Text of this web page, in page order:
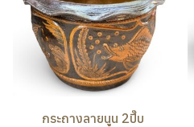
กระถางลายนูน 2ปี๊บ